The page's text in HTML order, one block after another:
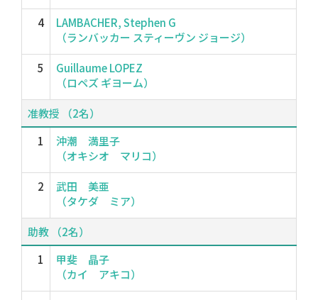
4
LAMBACHER, Stephen G
（ランバッカー スティーヴン ジョージ）
5
Guillaume LOPEZ
（ロペズ ギヨーム）
准教授 （2名）
1
沖潮 満里子
（オキシオ マリコ）
2
武田 美亜
（タケダ ミア）
助教 （2名）
1
甲斐 晶子
（カイ アキコ）